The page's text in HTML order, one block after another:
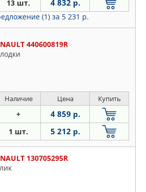
13 шт. 4 832 р.
(1) за 5 231 р.
440600819R
Наличие Цена Купить
+ 4 859 р.
1 шт. 5 212 р.
130705295R